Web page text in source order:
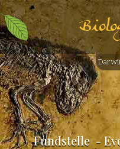
Fundstelle -